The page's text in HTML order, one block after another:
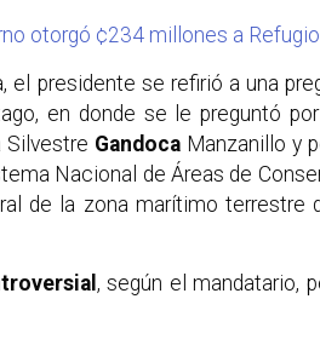
otorgó ¢234 millones a
el presidente se refirió a una
en donde se le preguntó
Silvestre Gandoca Manzanillo y
Nacional de Áreas de
de la zona marítimo terrestre
, según el mandatario,